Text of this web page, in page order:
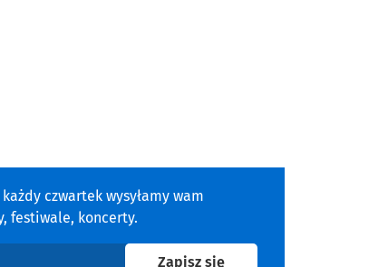
czwartek wysyłamy wam
festiwale, koncerty.
Zapisz sięna newsletter